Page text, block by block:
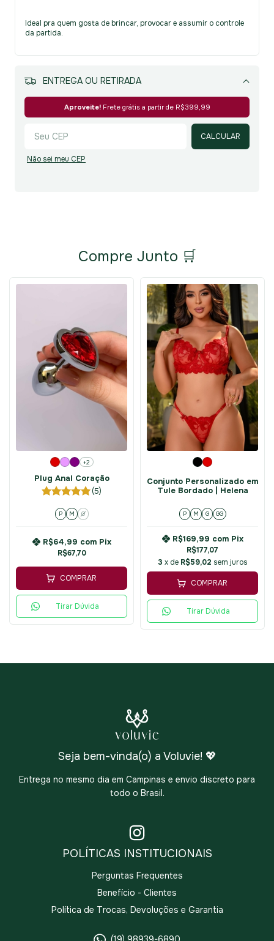
Ideal pra quem gosta de brincar, provocar e assumir o controle
da partida.
MEIOS DE ENVIO
Aproveite!Frete grátis a partir de R$399,99
CALCULAR
Não sei meu CEP
Compre Junto 🛒
+2
Plug Anal Coração
(5)
P M G
R$67,70
R$64,99 com Pix
COMPRAR
Tirar Dúvida
Conjunto Personalizado em
Tule Bordado | Helena
P M G GG
R$177,07
R$169,99 com Pix
3 x de R$59,02 sem juros
COMPRAR
Tirar Dúvida
Seja bem-vinda(o) a Voluvie! 💖
Entrega no mesmo dia em Campinas e envio discreto para
todo o Brasil.
POLÍTICAS INSTITUCIONAIS
Perguntas Frequentes
Benefício - Clientes
Política de Trocas, Devoluções e Garantia